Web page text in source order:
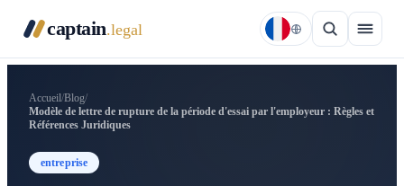
captain.legal
Accueil/Blog/
Modèle de lettre de rupture de la période d'essai par l'employeur : Règles et
Références Juridiques
entreprise